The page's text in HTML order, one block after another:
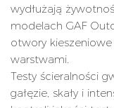
wydłużają
modelach GAF
otwory
warstwami.
Testy ścieralności
gałęzie, skały i